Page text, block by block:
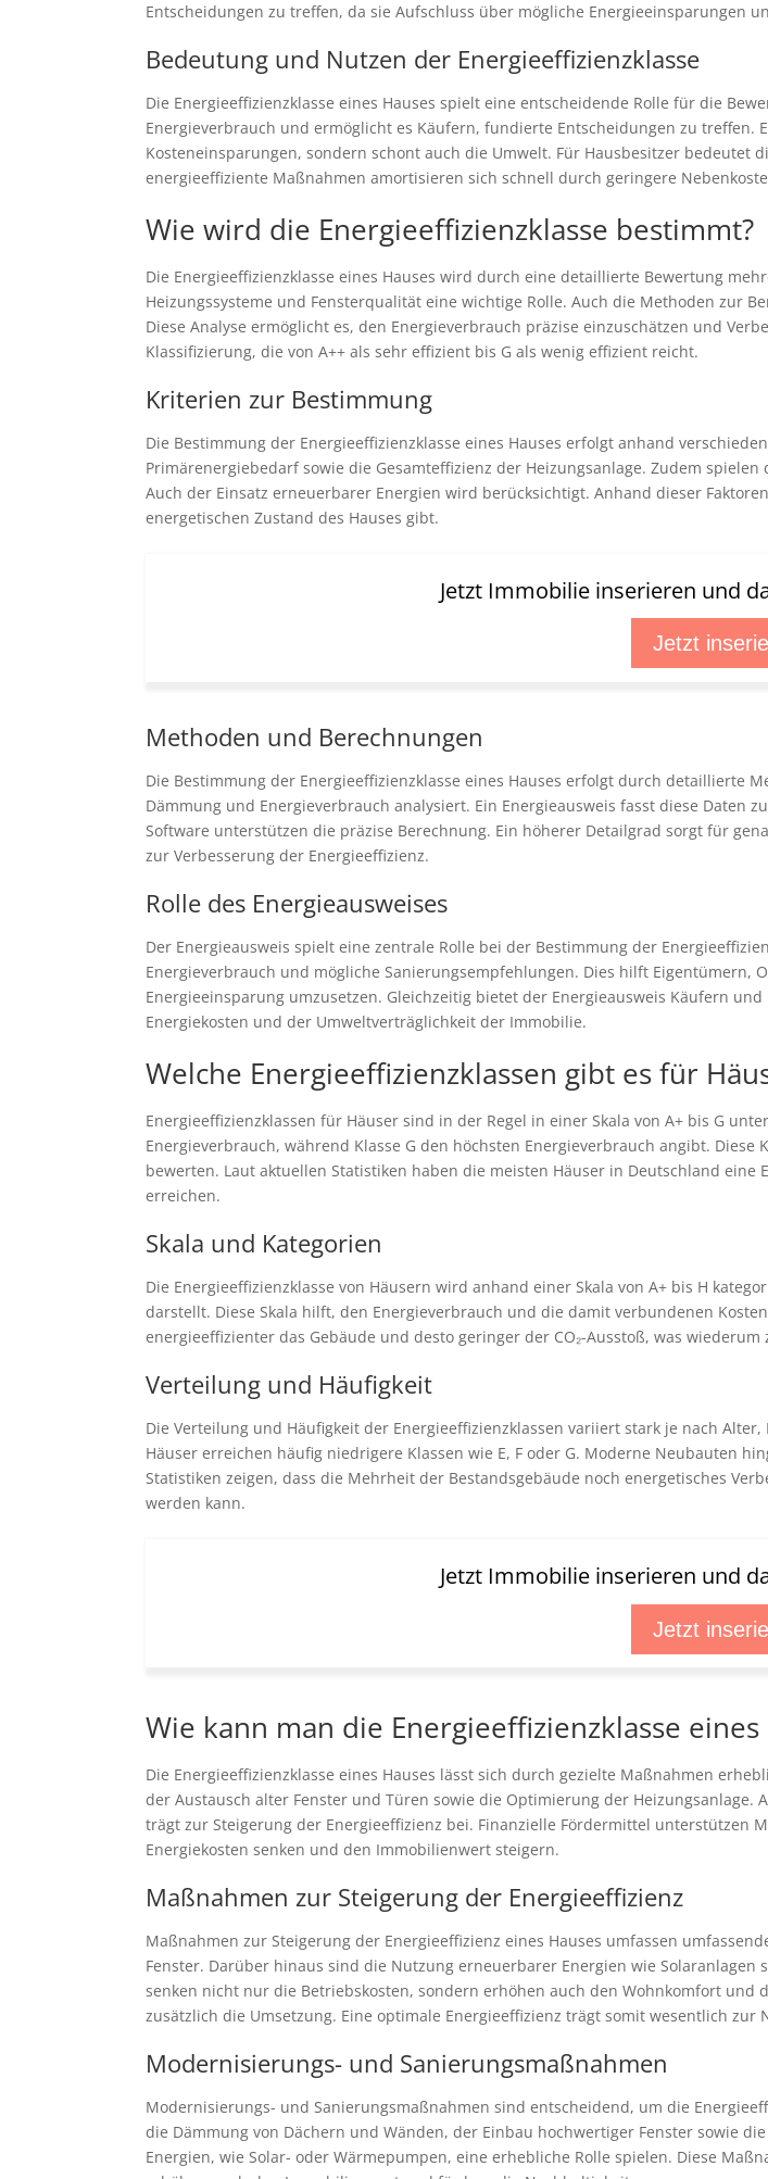
Entscheidungen zu treffen, da sie Aufschluss über mögliche Energieeinsparungen
Bedeutung und Nutzen der Energieeffizienzklasse
Die Energieeffizienzklasse eines Hauses spielt eine entscheidende Rolle für die
Energieverbrauch und ermöglicht es Käufern, fundierte Entscheidungen zu
Kosteneinsparungen, sondern schont auch die Umwelt. Für Hausbesitzer
energieeffiziente Maßnahmen amortisieren sich schnell durch geringere
Wie wird die Energieeffizienzklasse bestimmt?
Die Energieeffizienzklasse eines Hauses wird durch eine detaillierte Bewertung
Heizungssysteme und Fensterqualität eine wichtige Rolle. Auch die Methoden zur
Diese Analyse ermöglicht es, den Energieverbrauch präzise einzuschätzen und
Klassifizierung, die von A++ als sehr effizient bis G als wenig effizient reicht.
Kriterien zur Bestimmung
Die Bestimmung der Energieeffizienzklasse eines Hauses erfolgt anhand
Primärenergiebedarf sowie die Gesamteffizienz der Heizungsanlage. Zudem
Auch der Einsatz erneuerbarer Energien wird berücksichtigt. Anhand dieser
energetischen Zustand des Hauses gibt.
Jetzt Immobilie inserieren und
Jetzt
Methoden und Berechnungen
Die Bestimmung der Energieeffizienzklasse eines Hauses erfolgt durch detaillierte
Dämmung und Energieverbrauch analysiert. Ein Energieausweis fasst diese Daten
Software unterstützen die präzise Berechnung. Ein höherer Detailgrad sorgt für
zur Verbesserung der Energieeffizienz.
Rolle des Energieausweises
Der Energieausweis spielt eine zentrale Rolle bei der Bestimmung der
Energieverbrauch und mögliche Sanierungsempfehlungen. Dies hilft
Energieeinsparung umzusetzen. Gleichzeitig bietet der Energieausweis Käufern
Energiekosten und der Umweltverträglichkeit der Immobilie.
Welche Energieeffizienzklassen gibt es für
Energieeffizienzklassen für Häuser sind in der Regel in einer Skala von A+ bis G
Energieverbrauch, während Klasse G den höchsten Energieverbrauch angibt.
bewerten. Laut aktuellen Statistiken haben die meisten Häuser in Deutschland
erreichen.
Skala und Kategorien
Die Energieeffizienzklasse von Häusern wird anhand einer Skala von A+ bis H
darstellt. Diese Skala hilft, den Energieverbrauch und die damit verbundenen
energieeffizienter das Gebäude und desto geringer der CO₂-Ausstoß, was
Verteilung und Häufigkeit
Die Verteilung und Häufigkeit der Energieeffizienzklassen variiert stark je nach
Häuser erreichen häufig niedrigere Klassen wie E, F oder G. Moderne Neubauten
Statistiken zeigen, dass die Mehrheit der Bestandsgebäude noch energetisches
werden kann.
Jetzt Immobilie inserieren und
Jetzt
Wie kann man die Energieeffizienzklasse
Die Energieeffizienzklasse eines Hauses lässt sich durch gezielte Maßnahmen
der Austausch alter Fenster und Türen sowie die Optimierung der
trägt zur Steigerung der Energieeffizienz bei. Finanzielle Fördermittel unterstützen
Energiekosten senken und den Immobilienwert steigern.
Maßnahmen zur Steigerung der Energieeffizienz
Maßnahmen zur Steigerung der Energieeffizienz eines Hauses umfassen
Fenster. Darüber hinaus sind die Nutzung erneuerbarer Energien wie
senken nicht nur die Betriebskosten, sondern erhöhen auch den Wohnkomfort
zusätzlich die Umsetzung. Eine optimale Energieeffizienz trägt somit wesentlich zur
Modernisierungs- und Sanierungsmaßnahmen
Modernisierungs- und Sanierungsmaßnahmen sind entscheidend, um die
die Dämmung von Dächern und Wänden, der Einbau hochwertiger Fenster sowie
Energien, wie Solar- oder Wärmepumpen, eine erhebliche Rolle spielen. Diese